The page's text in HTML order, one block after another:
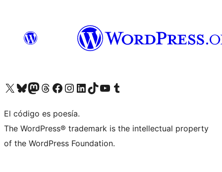
Visit our X (formerly Twitter) account
Visit our Bluesky account
Visita nuestra cuenta de Twitter
Visit our Threads account
Visita nuestra página de Facebook
Visite nuestra cuenta de Instagram
Visit our LinkedIn account
Visit our TikTok account
Visit our YouTube channel
Visit our Tumblr account
El código es poesía.
The WordPress® trademark is the intellectual property
of the WordPress Foundation.